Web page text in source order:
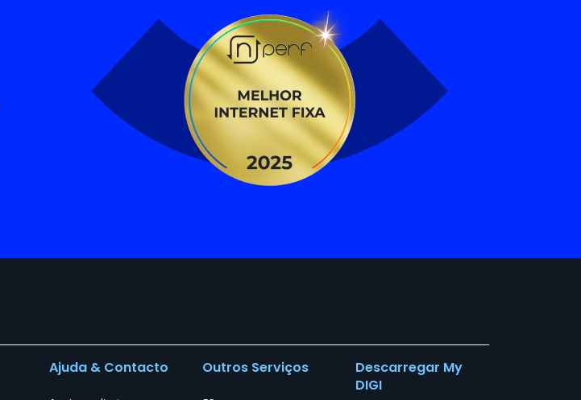
Ajuda & Contacto Outros Serviços
Descarregar My
DIGI